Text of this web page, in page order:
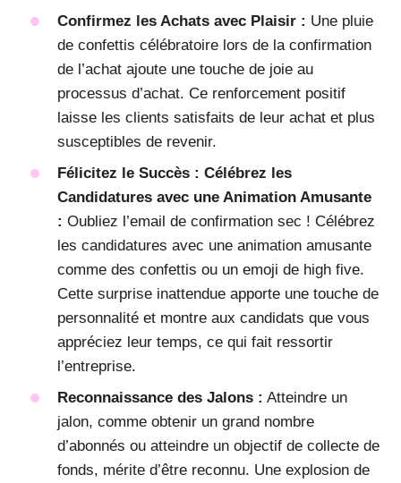
Confirmez les Achats avec Plaisir : Une pluie
de confettis célébratoire lors de la confirmation
de l’achat ajoute une touche de joie au
processus d’achat. Ce renforcement positif
laisse les clients satisfaits de leur achat et plus
susceptibles de revenir.
Félicitez le Succès : Célébrez les
Candidatures avec une Animation Amusante
: Oubliez l’email de confirmation sec ! Célébrez
les candidatures avec une animation amusante
comme des confettis ou un emoji de high five.
Cette surprise inattendue apporte une touche de
personnalité et montre aux candidats que vous
appréciez leur temps, ce qui fait ressortir
l’entreprise.
Reconnaissance des Jalons : Atteindre un
jalon, comme obtenir un grand nombre
d’abonnés ou atteindre un objectif de collecte de
fonds, mérite d’être reconnu. Une explosion de